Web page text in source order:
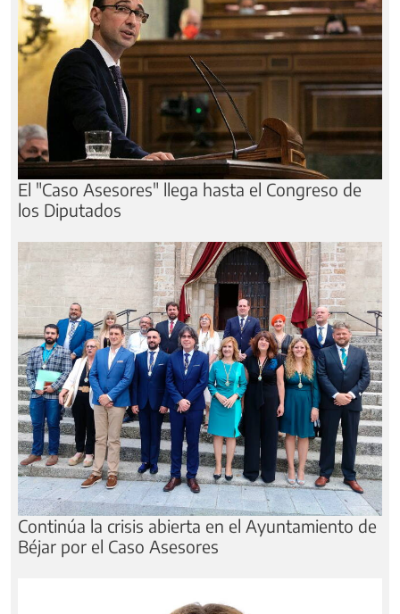
El "Caso Asesores" llega hasta el Congreso de
los Diputados
Continúa la crisis abierta en el Ayuntamiento de
Béjar por el Caso Asesores